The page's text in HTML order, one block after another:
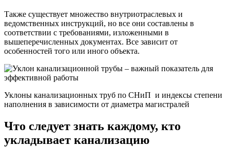
Также существует множество внутриотраслевых и
ведомственных инструкций, но все они составлены в
соответствии с требованиями, изложенными в
вышеперечисленных документах. Все зависит от
особенностей того или иного объекта.
Уклоны канализационных труб по СНиП и индексы степени
наполнения в зависимости от диаметра магистралей
Что следует знать каждому, кто
укладывает канализацию